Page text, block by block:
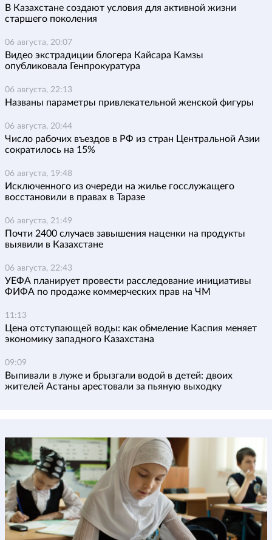
В Казахстане создают условия для активной жизни
старшего поколения
06 августа, 20:07
Видео экстрадиции блогера Кайсара Камзы
опубликовала Генпрокуратура
06 августа, 22:13
Названы параметры привлекательной женской фигуры
06 августа, 20:44
Число рабочих въездов в РФ из стран Центральной Азии
сократилось на 15%
06 августа, 19:48
Исключенного из очереди на жилье госслужащего
восстановили в правах в Таразе
06 августа, 21:49
Почти 2400 случаев завышения наценки на продукты
выявили в Казахстане
06 августа, 22:43
УЕФА планирует провести расследование инициативы
ФИФА по продаже коммерческих прав на ЧМ
11:13
Цена отступающей воды: как обмеление Каспия меняет
экономику западного Казахстана
09:09
Выпивали в луже и брызгали водой в детей: двоих
жителей Астаны арестовали за пьяную выходку